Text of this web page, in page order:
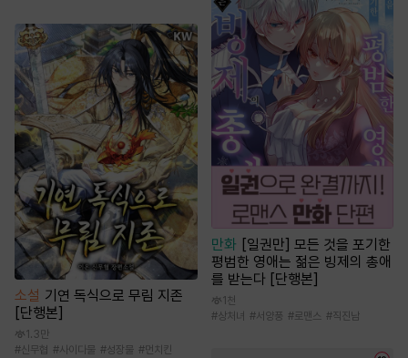
소설 기연 독식으로 무림 지존
[단행본]
1.3만
#신무협 #사이다물 #성장물 #먼치킨
만화
[일권만] 모든 것을 포기한
평범한 영애는 젊은 빙제의 총애
를 받는다 [단행본]
1천
#상처녀 #서양풍 #로맨스 #직진남